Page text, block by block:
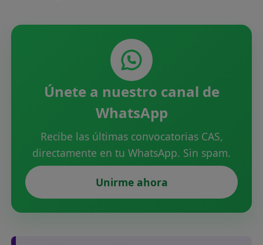
Únete a nuestro canal de
WhatsApp
Recibe las últimas convocatorias CAS,
directamente en tu WhatsApp. Sin spam.
Unirme ahora